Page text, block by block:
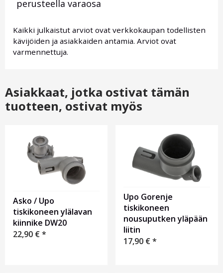
perusteella varaosa
Kaikki julkaistut arviot ovat verkkokaupan todellisten
kävijöiden ja asiakkaiden antamia. Arviot ovat
varmennettuja.
Asiakkaat, jotka ostivat tämän
tuotteen, ostivat myös
Asko / Upo
tiskikoneen ylälavan
kiinnike DW20
22,90 €*
Upo Gorenje
tiskikoneen
nousuputken yläpään
liitin
17,90 €*